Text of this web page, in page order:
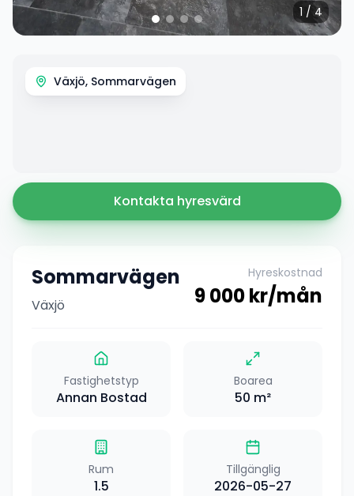
1 / 4
Växjö, Sommarvägen
Kontakta hyresvärd
Sommarvägen
Växjö
Hyreskostnad
9 000kr/mån
Fastighetstyp
Annan Bostad
Boarea
50 m²
Rum
1.5
Tillgänglig
2026-05-27